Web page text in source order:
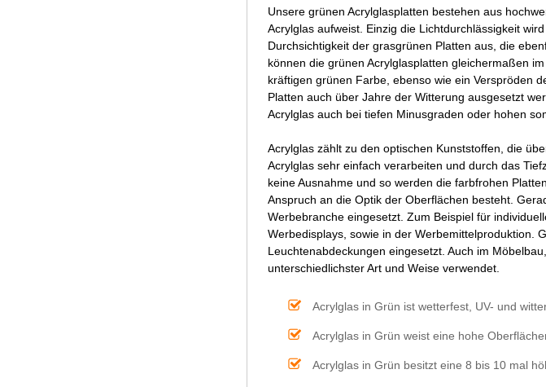
Unsere grünen Acrylglasplatten bestehen aus
Acrylglas aufweist. Einzig die Lichtdurchlässigkeit
Durchsichtigkeit der grasgrünen Platten aus, die
können die grünen Acrylglasplatten gleichermaßen
kräftigen grünen Farbe, ebenso wie ein Verspröden
Platten auch über Jahre der Witterung ausgesetzt
Acrylglas auch bei tiefen Minusgraden oder hohen
Acrylglas zählt zu den optischen Kunststoffen, die
Acrylglas sehr einfach verarbeiten und durch das
keine Ausnahme und so werden die farbfrohen
Anspruch an die Optik der Oberflächen besteht.
Werbebranche eingesetzt. Zum Beispiel für
Werbedisplays, sowie in der Werbemittelproduktion.
Leuchtenabdeckungen eingesetzt. Auch im
unterschiedlichster Art und Weise verwendet.
Acrylglas in Grün ist wetterfest, UV- und
Acrylglas in Grün weist eine hohe
Acrylglas in Grün besitzt eine 8 bis 10 mal